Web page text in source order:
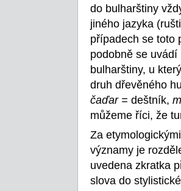
do bulharštiny
jiného jazyka
případech se toto
podobně se
bulharštiny, u
druh dřevěného
čaďar = deštník,
můžeme říci, že
Za
významy je
uvedena zkratka
slova do